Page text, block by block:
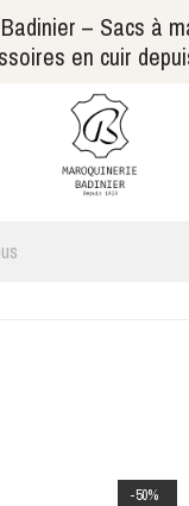
– Sacs à
en cuir
-50%